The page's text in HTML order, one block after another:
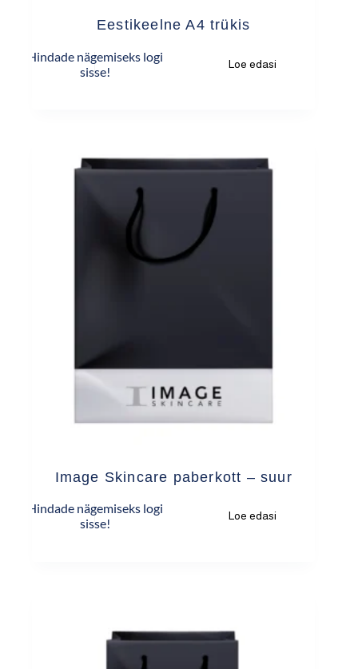
Eestikeelne A4 trükis
Hindade nägemiseks logi
sisse!
Loe edasi
Image Skincare paberkott – suur
Hindade nägemiseks logi
sisse!
Loe edasi